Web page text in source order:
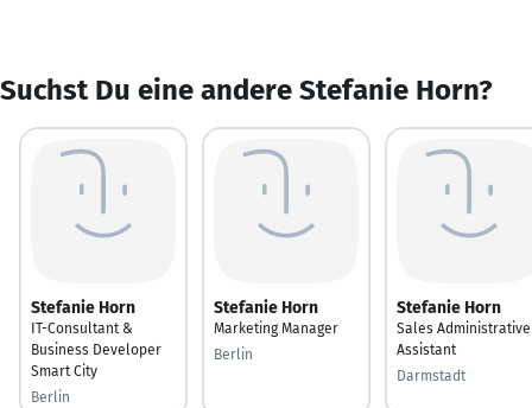
Suchst Du eine andere Stefanie Horn?
Stefanie Horn
IT-Consultant &
Business Developer
Smart City
Berlin
Stefanie Horn
Marketing Manager
Berlin
Stefanie Horn
Sales Administrative
Assistant
Darmstadt